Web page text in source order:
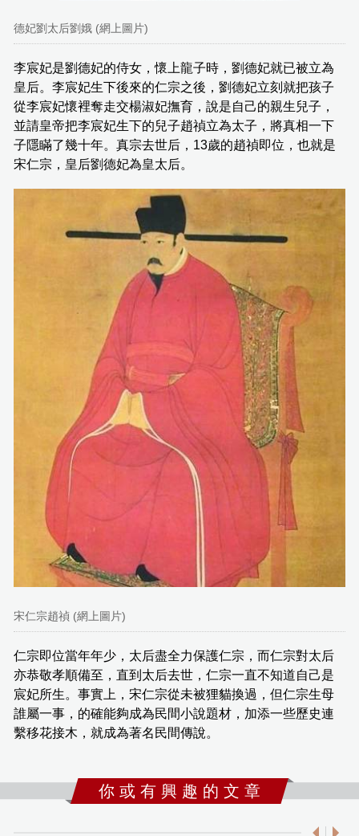
德妃劉太后劉娥 (網上圖片)
李宸妃是劉德妃的侍女，懷上龍子時，劉德妃就已被立為
皇后。李宸妃生下後來的仁宗之後，劉德妃立刻就把孩子
從李宸妃懷裡奪走交楊淑妃撫育，說是自己的親生兒子，
並請皇帝把李宸妃生下的兒子趙禎立為太子，將真相一下
子隱瞞了幾十年。真宗去世后，13歲的趙禎即位，也就是
宋仁宗，皇后劉德妃為皇太后。
宋仁宗趙禎 (網上圖片)
仁宗即位當年年少，太后盡全力保護仁宗，而仁宗對太后
亦恭敬孝順備至，直到太后去世，仁宗一直不知道自己是
宸妃所生。事實上，宋仁宗從未被狸貓換過，但仁宗生母
誰屬一事，的確能夠成為民間小說題材，加添一些歷史連
繫移花接木，就成為著名民間傳說。
你 或 有 興 趣 的 文 章